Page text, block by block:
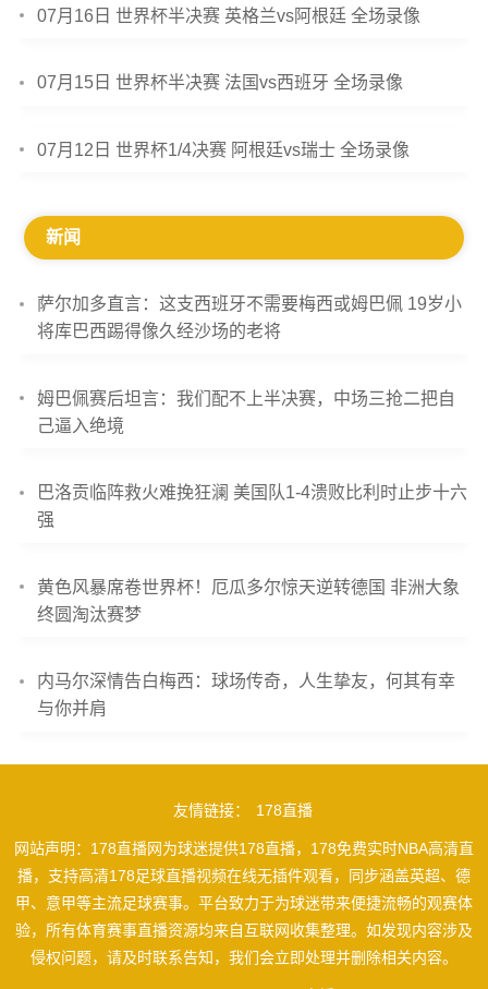
07月16日 世界杯半决赛 英格兰vs阿根廷 全场录像
07月15日 世界杯半决赛 法国vs西班牙 全场录像
07月12日 世界杯1/4决赛 阿根廷vs瑞士 全场录像
新闻
萨尔加多直言：这支西班牙不需要梅西或姆巴佩 19岁小
将库巴西踢得像久经沙场的老将
姆巴佩赛后坦言：我们配不上半决赛，中场三抢二把自
己逼入绝境
巴洛贡临阵救火难挽狂澜 美国队1-4溃败比利时止步十六
强
黄色风暴席卷世界杯！厄瓜多尔惊天逆转德国 非洲大象
终圆淘汰赛梦
内马尔深情告白梅西：球场传奇，人生挚友，何其有幸
与你并肩
友情链接： 178直播
网站声明：178直播网为球迷提供178直播，178免费实时NBA高清直
播，支持高清178足球直播视频在线无插件观看，同步涵盖英超、德
甲、意甲等主流足球赛事。平台致力于为球迷带来便捷流畅的观赛体
验，所有体育赛事直播资源均来自互联网收集整理。如发现内容涉及
侵权问题，请及时联系告知，我们会立即处理并删除相关内容。